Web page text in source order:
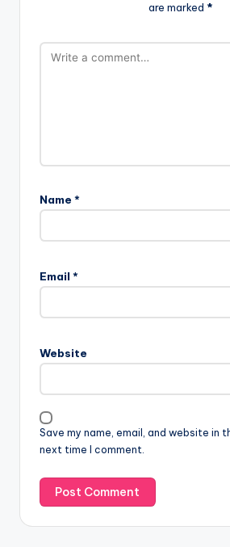
are marked *
Name *
Email *
Website
Save my name, email, and website in
next time I comment.